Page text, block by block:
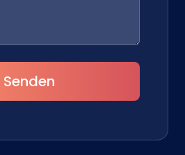
Senden